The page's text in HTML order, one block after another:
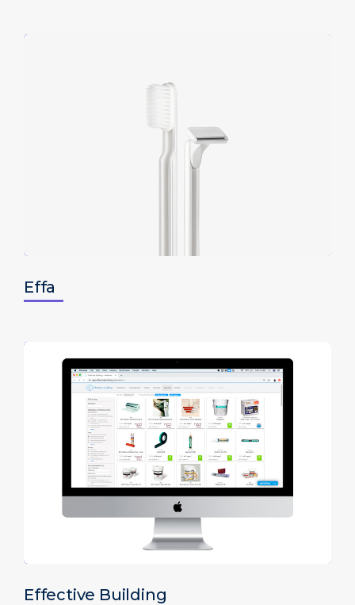
Effa
Effective Building